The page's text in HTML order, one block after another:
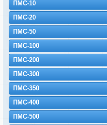
ПМС-10
ПМС-20
ПМС-50
ПМС-100
ПМС-200
ПМС-300
ПМС-350
ПМС-400
ПМС-500